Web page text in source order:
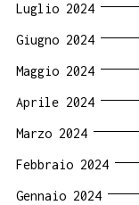
Luglio 2024
Giugno 2024
Maggio 2024
Aprile 2024
Marzo 2024
Febbraio 2024
Gennaio 2024